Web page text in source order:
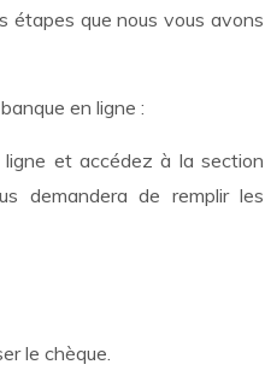
étapes que nous vous avons
en ligne :
et accédez à la section
demandera de remplir les
le chèque.